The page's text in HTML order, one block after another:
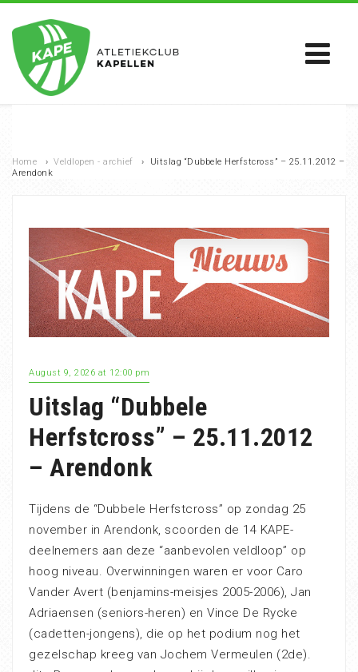
Home › Veldlopen - archief ›
Uitslag “Dubbele Herfstcross” – 25.11.2012 –
Arendonk
August 9, 2026 at 12:00 pm
Uitslag “Dubbele
Herfstcross” – 25.11.2012
– Arendonk
Tijdens de “Dubbele Herfstcross” op zondag 25
november in Arendonk, scoorden de 14 KAPE-
deelnemers aan deze “aanbevolen veldloop” op
hoog niveau. Overwinningen waren er voor Caro
Vander Avert (benjamins-meisjes 2005-2006), Jan
Adriaensen (seniors-heren) en Vince De Rycke
(cadetten-jongens), die op het podium nog het
gezelschap kreeg van Jochem Vermeulen (2de).